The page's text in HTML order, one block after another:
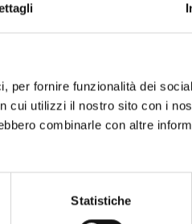
per fornire funzionalità dei
cui utilizzi il nostro sito con i
combinarle con altre
Statistiche